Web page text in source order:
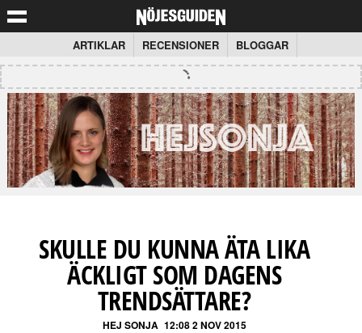
ARTIKLAR RECENSIONER BLOGGAR
SKULLE DU KUNNA ÄTA LIKA
ÄCKLIGT SOM DAGENS
TRENDSÄTTARE?
HEJ SONJA 12:08 2 NOV 2015